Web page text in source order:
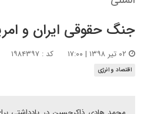
جنگ حقوقی ایران و
کد : ۱۹۸۴۳۹۷
اقتصاد و انرژی